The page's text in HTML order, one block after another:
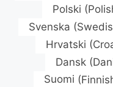
Polski (
Svenska (
Hrvatski (
Dansk(
Suomi (